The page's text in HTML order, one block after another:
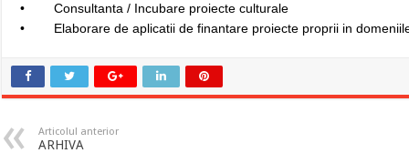
• Consultanta / Incubare proiecte culturale
• Elaborare de aplicatii de finantare proiecte proprii in
Articolul anterior
ARHIVA